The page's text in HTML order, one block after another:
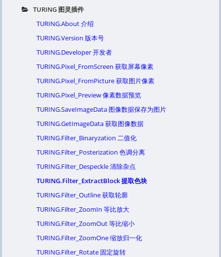
TURING 图灵插件
TURING.About 介绍
TURING.Version 版本号
TURING.Developer 开发者
TURING.Pixel_FromScreen 获取屏幕像素
TURING.Pixel_FromPicture 获取图片像素
TURING.Pixel_Preview 像素数据预览
TURING.SaveImageData 图像数据保存为图片
TURING.GetImageData 获取图像数据
TURING.Filter_Binaryzation 二值化
TURING.Filter_Posterization 色调分离
TURING.Filter_Despeckle 清除杂点
TURING.Filter_ExtractBlock 提取色块
TURING.Filter_Outline 获取轮廓
TURING.Filter_ZoomIn 等比放大
TURING.Filter_ZoomOut 等比缩小
TURING.Filter_ZoomOne 缩放归一化
TURING.Filter_Rotate 固定旋转